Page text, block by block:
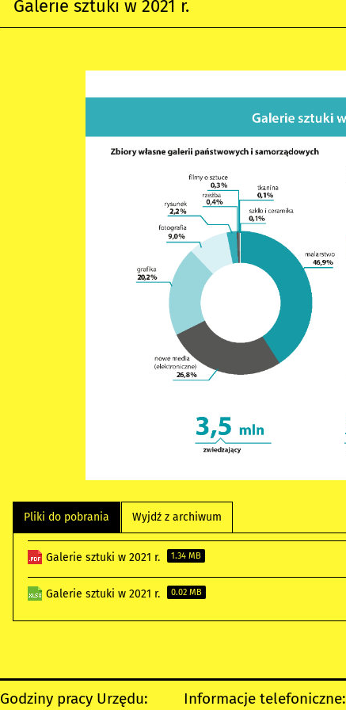
Galerie sztuki w 2021 r.
Pliki do pobrania Wyjdź z archiwum
Galerie sztuki w 2021 r. 1.34 MB
Galerie sztuki w 2021 r. 0.02 MB
Godziny pracy Urzędu: Informacje telefoniczne: